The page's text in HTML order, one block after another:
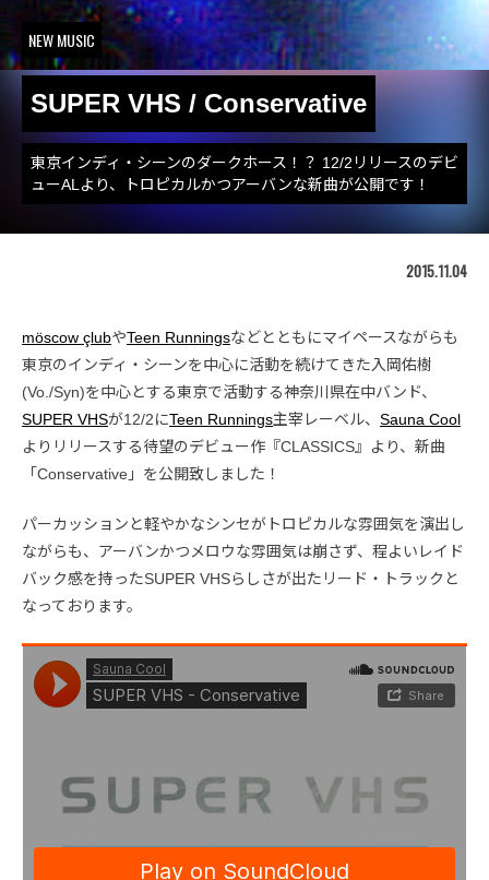
NEW MUSIC
SUPER VHS / Conservative
東京インディ・シーンのダークホース！？ 12/2リリースのデビ
ューALより、トロピカルかつアーバンな新曲が公開です！
2015.11.04
möscow çlubやTeen Runningsなどとともにマイペースながらも
東京のインディ・シーンを中心に活動を続けてきた入岡佑樹
(Vo./Syn)を中心とする東京で活動する神奈川県在中バンド、
SUPER VHSが12/2にTeen Runnings主宰レーベル、 Sauna Cool
よりリリースする待望のデビュー作『CLASSICS』より、新曲
「Conservative」を公開致しました！
パーカッションと軽やかなシンセがトロピカルな雰囲気を演出し
ながらも、アーバンかつメロウな雰囲気は崩さず、程よいレイド
バック感を持ったSUPER VHSらしさが出たリード・トラックと
なっております。